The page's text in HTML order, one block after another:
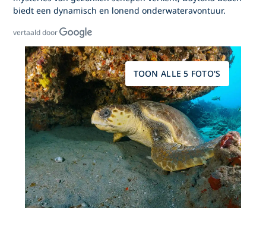
biedt een dynamisch en lonend onderwateravontuur.
vertaald door
TOON ALLE 5 FOTO'S